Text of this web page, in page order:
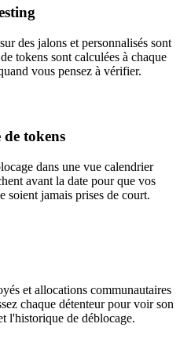
des jalons et personnalisés sont
tokens sont calculées à chaque
vous pensez à vérifier.
tokens
dans une vue calendrier
avant la date pour que vos
soient jamais prises de court.
et allocations communautaires
chaque détenteur pour voir son
l'historique de déblocage.